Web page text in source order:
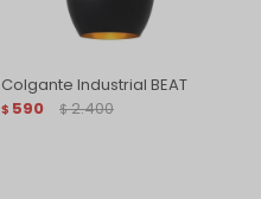
Colgante Industrial BEAT
$ 590 $ 2.400